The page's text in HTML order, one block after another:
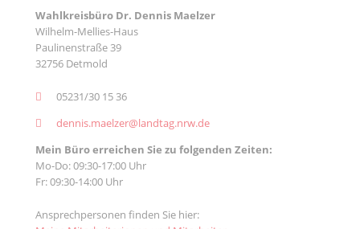
Wahlkreisbüro Dr. Dennis Maelzer
Wilhelm-Mellies-Haus
Paulinenstraße 39
32756 Detmold
05231/30 15 36
dennis.maelzer@landtag.nrw.de
Mein Büro erreichen Sie zu folgenden Zeiten:
Mo-Do: 09:30-17:00 Uhr
Fr: 09:30-14:00 Uhr
Ansprechpersonen finden Sie hier: